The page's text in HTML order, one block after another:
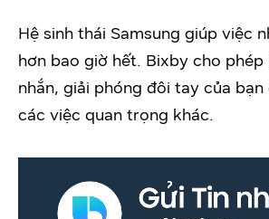
Hệ sinh thái Samsung giúp việc
hơn bao giờ hết. Bixby cho
nhắn, giải phóng đôi tay của
các việc quan trọng khác.